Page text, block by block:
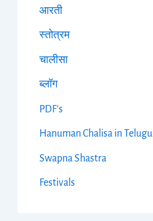
आरती
स्तोत्रम
चालीसा
ब्लॉग
PDF's
Hanuman Chalisa in Telugu
Swapna Shastra
Festivals